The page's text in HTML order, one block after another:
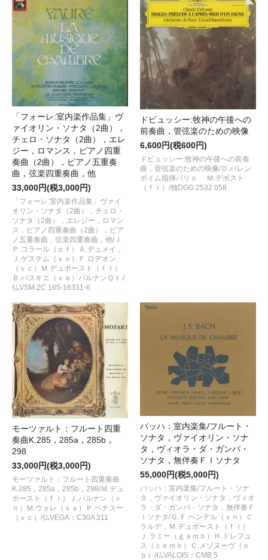
「フォーレ:室内楽作品集」ヴ
ァイオリン・ソナタ（2曲），
チェロ・ソナタ（2曲），エレ
ジー，ロマンス，ピアノ四重
奏曲（2曲），ピアノ五重奏
曲，弦楽四重奏曲，他
33,000円(税3,000円)
「フォーレ:室内楽作品集」ヴァイ
オリン・ソナタ（2曲），チェロ・
ソナタ（2曲），エレジー，ロマン
ス，ピアノ四重奏曲（2曲），ピア
ノ五重奏曲，弦楽四重奏曲，他/Ｊ.
Ｐ.コラール（ｐｆ）Ａ.デュメイ，
Ｊ.ゲステム（ｖｎ）Ｆ.ロデオン
（ｖｃ）Ｍ.デュボースト（ｆｌ）
Ｂ.パスキエ（ｖａ）パルナンＱｔ./
仏VSM:2C 165-16331-6
ドビュッシー:牧神の午後への
前奏曲，管弦楽のための映像
6,600円(税600円)
ドビュッシー:牧神の午後への前奏
曲，管弦楽のための映像/Ｄ.バレン
ボイム指揮パリｏ. Ｍ.デボスト
（ｆｌ）/独DGG:2532 058
モーツァルト：フルート四重
奏曲K.285，285a，285b，
298
33,000円(税3,000円)
モーツァルト：フルート四重奏曲
K.285，285a，285b，298/Ｍ.デュ
ボースト（ｆｌ）Ｊ.パルナン（ｖ
ｎ）Ｍ.ウォレ（ｖａ）Ｐ.ペナスー
（ｖｃ）/仏VEGA：C30A 311
バッハ：室内楽集/フルート・
ソナタ，ヴァイオリン・ソナ
タ，ヴィオラ・ダ・ガンバ・
ソナタ，無伴奏Ｆｌソナタ
55,000円(税5,000円)
バッハ：室内楽集/フルート・ソナ
タ，ヴァイオリン・ソナタ，ヴィオ
ラ・ダ・ガンバ・ソナタ，無伴奏Ｆ
ｌソナタ/Ｇ.Ｆ.ヘンデル（ｖｎ）Ｃ.
ラルデ，Ｍ.デュボースト（ｆｌ）
Ｊ.ラミー（ｇａｍｂ）Ｈ.ドレフュ
ス（ｃｅｍｂ）Ｃ.メゾヌーヴ（ｏ
ｂ）/仏VALOIS：CMB 5